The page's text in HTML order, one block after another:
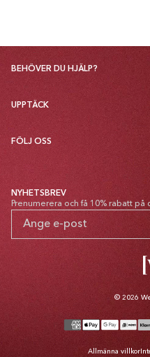
BEHÖVER DU HJÄLP?
UPPTÄCK
FÖLJ OSS
NYHETSBREV
Prenumerera och få 10% rabatt på
© 2026
Betalsätt
Allmänna villkor